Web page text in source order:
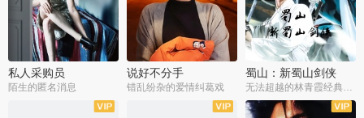
私人采购员
陌生的匿名消息
说好不分手
错乱纷杂的爱情纠葛戏
蜀山：新蜀山剑侠
无法超越的林青霞经典角色